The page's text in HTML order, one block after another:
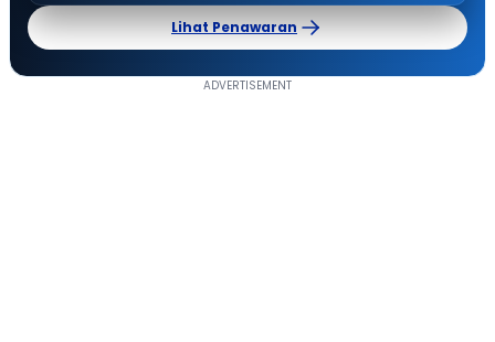
Lihat Penawaran